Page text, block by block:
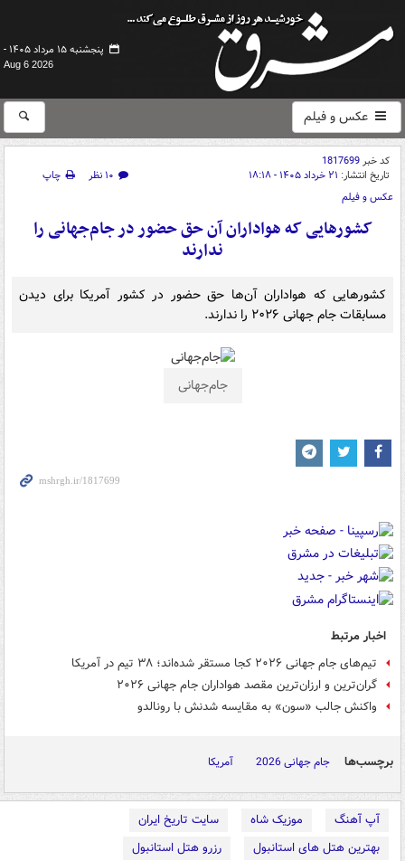
پنجشنبه ۱۵ مرداد ۱۴۰۵ -
Aug 6 2026
عکس و فیلم
کد خبر1817699
تاریخ انتشار: ۲۱ خرداد ۱۴۰۵ - ۱۸:۱۸ ۱۰ نظر
چاپ
عکس و فیلم
کشورهایی که هواداران آن حق حضور در جام‌جهانی را
ندارند
کشورهایی که هواداران آن‌ها حق حضور در کشور آمریکا برای دیدن
مسابقات جام‌ جهانی ۲۰۲۶ را ندارند.
جام‌جهانی
اخبار مرتبط
تیم‌های جام جهانی ۲۰۲۶ کجا مستقر شده‌اند؛ ۳۸ تیم در آمریکا
گران‌ترین و ارزان‌ترین مقصد هواداران جام جهانی ۲۰۲۶
واکنش جالب «سون» به مقایسه شدنش با رونالدو
برچسب‌ها جام جهانی 2026 آمریکا
آپ آهنگ موزیک شاه
سایت تاریخ ایران
بهترین هتل های استانبول
رزرو هتل استانبول